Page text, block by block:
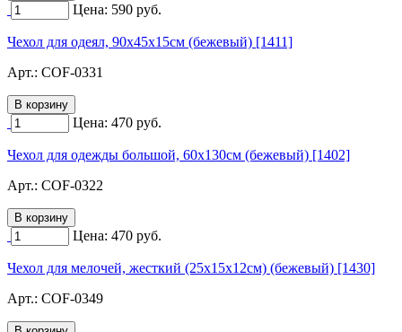
Цена: 590 руб.
Чехол для одеял, 90х45х15см (бежевый) [1411]
Арт.: COF-0331
Цена: 470 руб.
Чехол для одежды большой, 60х130см (бежевый) [1402]
Арт.: COF-0322
Цена: 470 руб.
Чехол для мелочей, жесткий (25х15х12см) (бежевый) [1430]
Арт.: COF-0349